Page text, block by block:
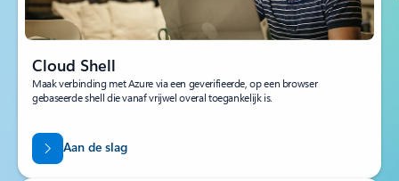
Cloud Shell
Maak verbinding met Azure via een geverifieerde, op een browser
gebaseerde shell die vanaf vrijwel overal toegankelijk is.
Aan de slag